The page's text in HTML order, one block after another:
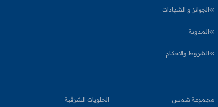
الجوائز و الشهادات
المدونة
الشروط والاحكام
مجموعة شمس الحلويات الشرقية